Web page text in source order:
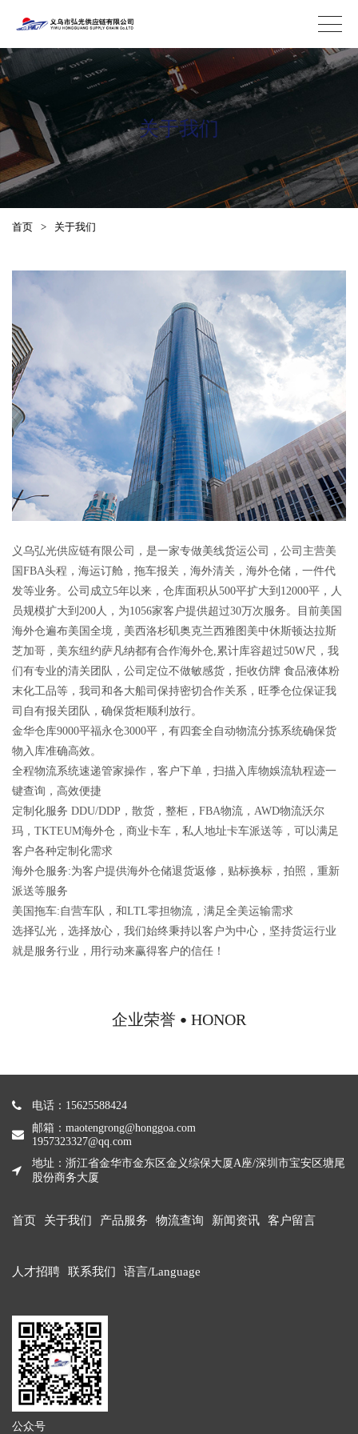
关于我们
首页 > 关于我们
义乌弘光供应链有限公司，是一家专做美线货运公司，公司主营美
国FBA头程，海运订舱，拖车报关，海外清关，海外仓储，一件代
发等业务。公司成立5年以来，仓库面积从500平扩大到12000平，人
员规模扩大到200人，为1056家客户提供超过30万次服务。目前美国
海外仓遍布美国全境，美西洛杉矶奥克兰西雅图美中休斯顿达拉斯
芝加哥，美东纽约萨凡纳都有合作海外仓,累计库容超过50W尺，我
们有专业的清关团队，公司定位不做敏感货，拒收仿牌 食品液体粉
末化工品等，我司和各大船司保持密切合作关系，旺季仓位保证我
司自有报关团队，确保货柜顺利放行。
金华仓库9000平福永仓3000平，有四套全自动物流分拣系统确保货
物入库准确高效。
全程物流系统速递管家操作，客户下单，扫描入库物娛流轨程迹一
键查询，高效便捷
定制化服务 DDU/DDP，散货，整柜，FBA物流，AWD物流沃尔
玛，TKTEUM海外仓，商业卡车，私人地址卡车派送等，可以满足
客户各种定制化需求
海外仓服务:为客户提供海外仓储退货返修，贴标换标，拍照，重新
派送等服务
美国拖车:自营车队，和LTL零担物流，满足全美运输需求
选择弘光，选择放心，我们始终秉持以客户为中心，坚持货运行业
就是服务行业，用行动来赢得客户的信任！
企业荣誉 ● HONOR
电话：15625588424
邮箱：maotengrong@honggoa.com
1957323327@qq.com
地址：浙江省金华市金东区金义综保大厦A座/深圳市宝安区塘尾
股份商务大厦
首页 关于我们 产品服务 物流查询 新闻资讯 客户留言
人才招聘 联系我们 语言/Language
公众号